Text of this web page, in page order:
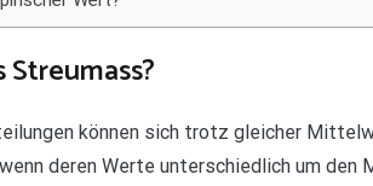
Streumass?
können sich trotz gleicher
deren Werte unterschiedlich um